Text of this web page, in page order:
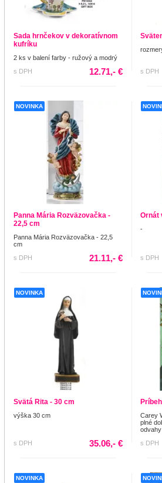
Sada hrnčekov v dekoratívnom
kufríku
2 ks v balení farby - ružový a modrý
s DPH
12.71,- € s DPH
NOVINKA
Panna Mária Rozväzovačka -
22,5 cm
Panna Mária Rozväzovačka - 22,5
cm
s DPH
21.11,- €
Ornát
-
s DPH
NOVINKA
Svätá Rita - 30 cm
výška 30 cm
s DPH 35.06,- €
Carey
plné
odvahy
s DPH
NOVINKA